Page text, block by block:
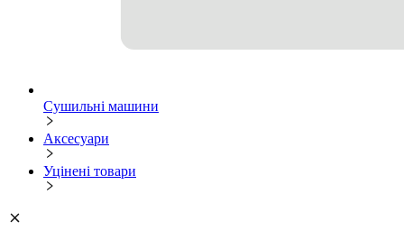
Сушильні машини
Аксесуари
Уцінені товари